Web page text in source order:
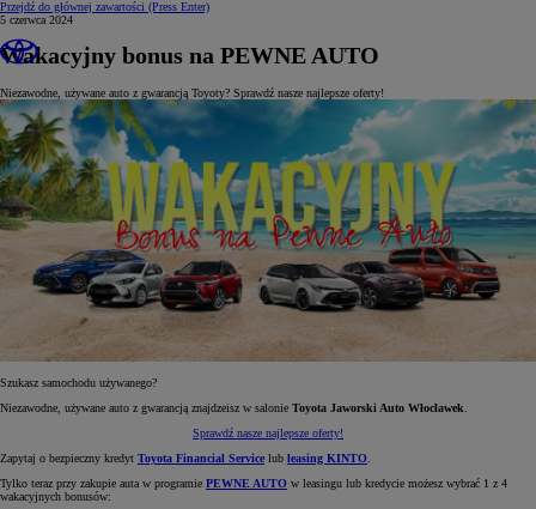
Przejdź do głównej zawartości (Press Enter)
5 czerwca 2024
Wakacyjny bonus na PEWNE AUTO
Niezawodne, używane auto z gwarancją Toyoty? Sprawdź nasze najlepsze oferty!
Szukasz samochodu używanego?
Niezawodne, używane auto z gwarancją znajdzeisz w salonie Toyota Jaworski Auto Włocławek
Sprawdź nasze najlepsze oferty!
Zapytaj o bezpieczny kredyt Toyota Financial Service lub leasing KINTO
Tylko teraz przy zakupie auta w programie PEWNE AUTO w leasingu lub kredycie możesz wybrać 1 z 4
wakacyjnych bonusów: